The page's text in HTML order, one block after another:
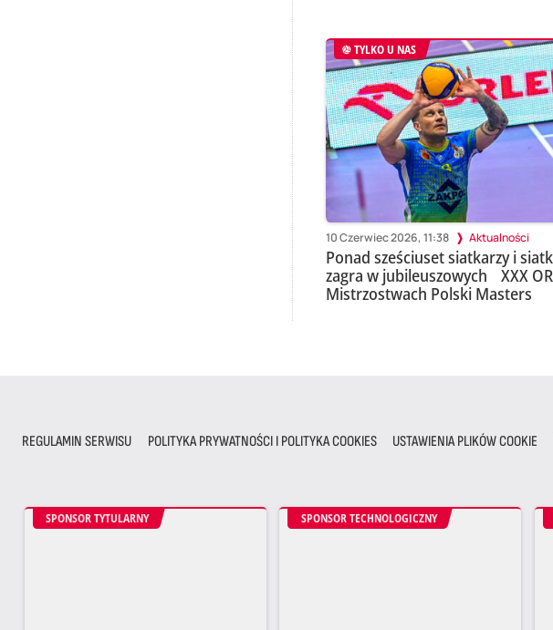
TYLKO U NAS
10 Czerwiec 2026, 11:38 Aktualności
Ponad sześciuset siatkarzy i
zagra w jubileuszowych XXX
Mistrzostwach Polski Masters
REGULAMIN SERWISU POLITYKA PRYWATNOŚCI I POLITYKA COOKIES USTAWIENIA PLIKÓW COOKIE
SPONSOR TYTULARNY SPONSOR TECHNOLOGICZNY